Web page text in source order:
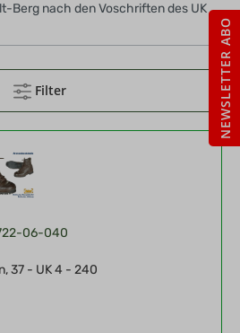
Berg nach den Voschriften des UK
Filter
06-040
37 - UK 4 - 240
NEWSLETTER ABO